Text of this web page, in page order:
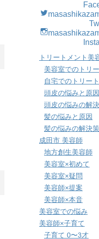
トリートメント美
美容室でのトリ
自宅でのトリー
頭皮の悩みと原因
頭皮の悩みの解
髪の悩みと原因
髪の悩みの解決策
成田市 美容師
地方創生美容師
美容室×初めて
美容室×疑問
美容師×提案
美容師×本音
美容室での悩み
美容師×子育て
子育て 0〜3才